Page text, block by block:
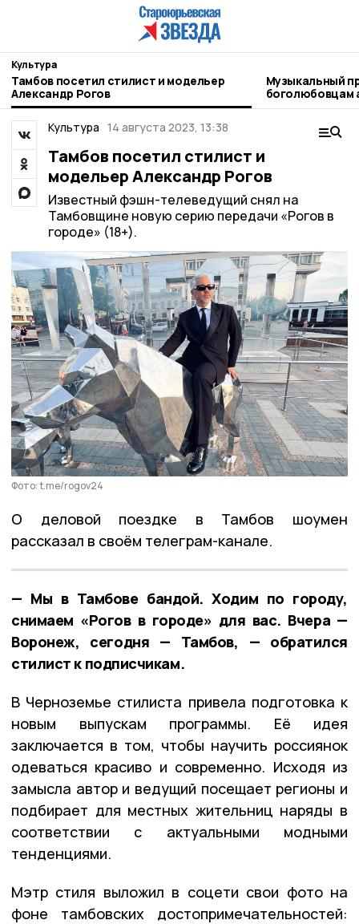
Культура
Тамбов посетил стилист и модельер
Александр Рогов
Музыкальный
боголюбовцам
Культура 14 августа 2023, 13:38
Тамбов посетил стилист и
модельер Александр Рогов
Известный фэшн-телеведущий снял на
Тамбовщине новую серию передачи «Рогов в
горoде» (18+).
Фото: t.me/rogov24
О деловой поездке в Тамбов шоумен
рассказал в своём телеграм-канале.
— Мы в Тамбове бандой. Ходим по городу,
снимаем «Рогов в городе» для вас. Вчера —
Воронеж, сегодня — Тамбов, — обратился
стилист к подписчикам.
В Черноземье стилиста привела подготовка к
новым выпускам программы. Её идея
заключается в том, чтобы научить россиянок
одеваться красиво и современно. Исходя из
замысла автор и ведущий посещает регионы и
подбирает для местных жительниц наряды в
соответствии с актуальными модными
тенденциями.
Мэтр стиля выложил в соцети свои фото на
фоне тамбовских достопримечательностей: